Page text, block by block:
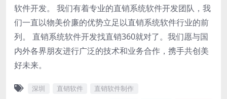
软件开发。 我们有着专业的直销系统软件开发团队，我
们一直以物美价廉的优势立足以直销系统软件行业的前
列。 直销系统软件开发找直销360就对了。我们愿与国
内外各界朋友进行广泛的技术和业务合作，携手共创美
好未来。
深圳 直销软件 直销软件制作